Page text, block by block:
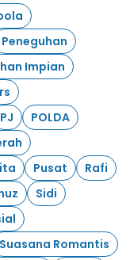
Peneguhan
Impian
PJ
POLDA
Pusat
Rafi
Sidi
Suasana Romantis